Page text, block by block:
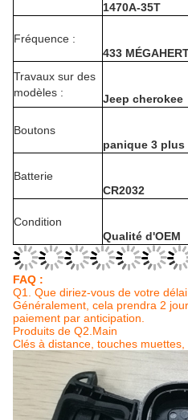
1470A-35T
Fréquence :
433
Travaux sur des
modèles :
Jeep cherokee
Boutons
panique 3 plus
Batterie
CR2032
Condition
Qualité d'OEM
FAQ :
Q1. Que diriez-vous de votre
Généralement, cela prendra 2
paiement par anticipation.
Produits de Q2.Main
Clés à distance, touches muettes,